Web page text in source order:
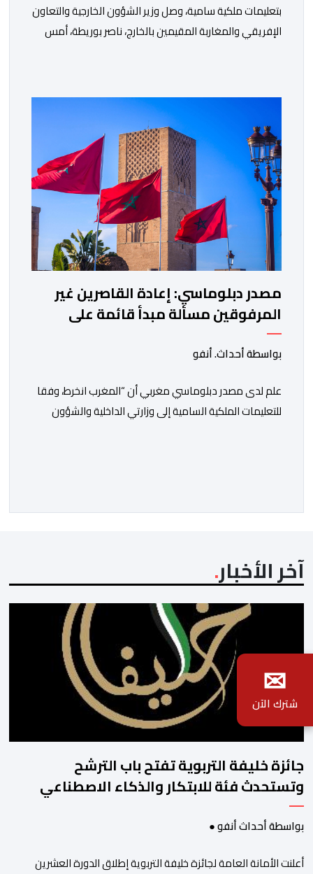
بتعليمات ملكية سامية، وصل وزير الشؤون الخارجية والتعاون
الإفريقي والمغاربة المقيمين بالخارج، ناصر بوريطة، أمس
الكولومبي الجديد. وكان في استقبال بوريطة، لدى وصوله،
حاكمة منطقة فال ديل كاوكا، السيدة ديليا فرانسيسكا
تورو، وعمدة سانتياغو دي كالي، السيد ألفارو أليخاندرو […]
مصدر دبلوماسي: إعادة القاصرين غير
المرفوقين مسألة مبدأ قائمة على
التعليمات الملكية السامية
بواسطة أحداث. أنفو
علم لدى مصدر دبلوماسي مغربي أن “المغرب انخرط، وفقا
للتعليمات الملكية السامية إلى وزارتي الداخلية والشؤون
المصدر ذاته عن الأسف لكونه “في […]
آخر الأخبار
جائزة خليفة التربوية تفتح باب الترشح
وتستحدث فئة للابتكار والذكاء الاصطناعي
بواسطة أحداث أنفو ●
أعلنت الأمانة العامة لجائزة خليفة التربوية إطلاق الدورة العشرين
✉
شترك الآن